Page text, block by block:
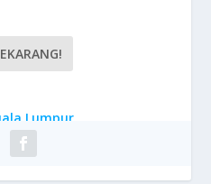
Lumpur